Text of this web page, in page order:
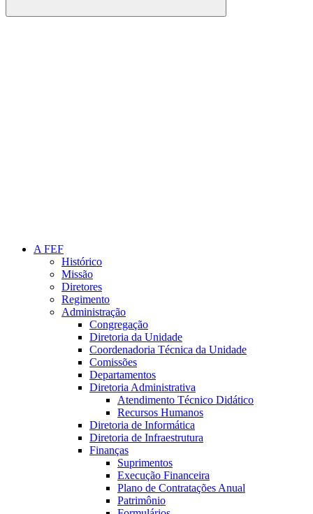
Buscar
A FEF
Histórico
Missão
Diretores
Regimento
Administração
Congregação
Diretoria da Unidade
Coordenadoria Técnica da Unidade
Comissões
Departamentos
Diretoria Administrativa
Atendimento Técnico Didático
Recursos Humanos
Diretoria de Informática
Diretoria de Infraestrutura
Finanças
Suprimentos
Execução Financeira
Plano de Contratações Anual
Patrimônio